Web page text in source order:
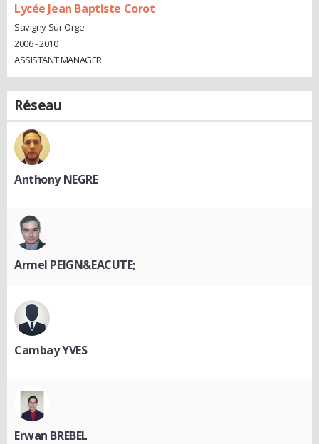
Lycée Jean Baptiste Corot
Savigny Sur Orge
2006 - 2010
ASSISTANT MANAGER
Réseau
Anthony NEGRE
Armel PEIGN&EACUTE;
Cambay YVES
Erwan BREBEL